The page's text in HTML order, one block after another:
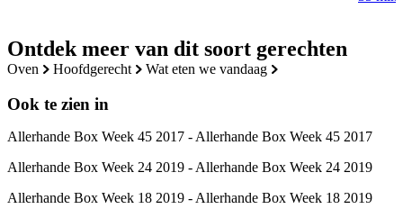
Ontdek meer van dit soort gerechten
oven hoofdgerecht wat eten we vandaag
Ook te zien in
Allerhande Box Week 45 2017 - Allerhande Box Week 45 2017
Allerhande Box Week 24 2019 - Allerhande Box Week 24 2019
Allerhande Box Week 18 2019 - Allerhande Box Week 18 2019